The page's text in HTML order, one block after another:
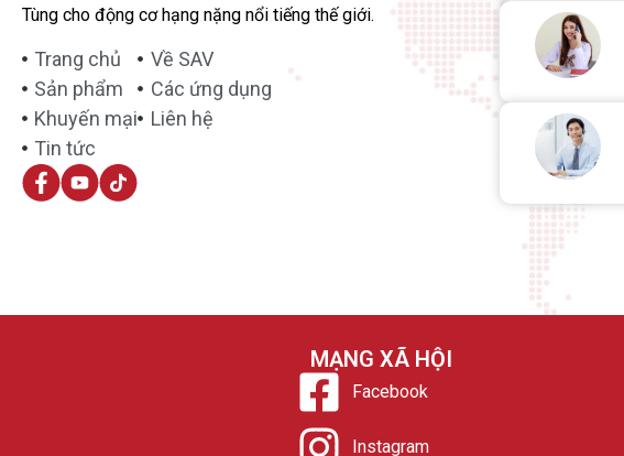
Tùng cho động cơ hạng nặng nổi tiếng thế giới.
Trang chủ
Sản phẩm
Khuyến mại
Tin tức
Về SAV
Các ứng dụng
Liên hệ
MẠNG XÃ HỘI
Facebook
Instagram